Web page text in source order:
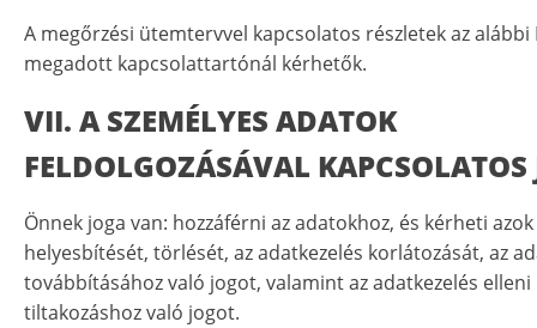
A megőrzési ütemtervvel kapcsolatos részletek az alábbi
megadott kapcsolattartónál kérhetők.
VII. A SZEMÉLYES ADATOK
FELDOLGOZÁSÁVAL KAPCSOLATOS
Önnek joga van: hozzáférni az adatokhoz, és kérheti azok
helyesbítését, törlését, az adatkezelés korlátozását, az
továbbításához való jogot, valamint az adatkezelés elleni
tiltakozáshoz való jogot.